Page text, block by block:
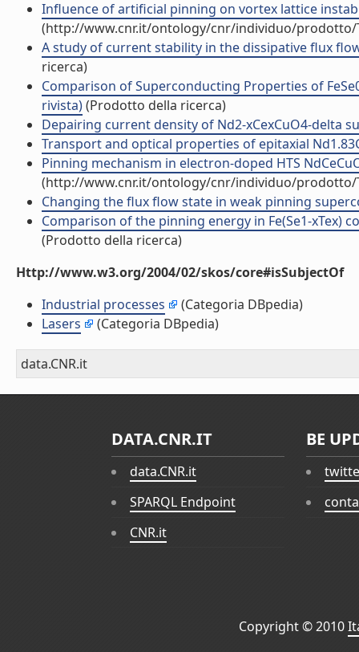
Influence of artificial pinning on vortex lattice
(http://www.cnr.it/ontology/cnr/individuo/prodotto/
A study of current stability in the dissipative flux
ricerca)
Comparison of Superconducting Properties of
rivista)(Prodotto della ricerca)
Depairing current density of Nd2-xCexCuO4-delta
Transport and optical properties of epitaxial
Pinning mechanism in electron-doped HTS
(http://www.cnr.it/ontology/cnr/individuo/prodotto/
Changing the flux flow state in weak pinning
Comparison of the pinning energy in Fe(Se1-xTex)
(Prodotto della ricerca)
Http://www.w3.org/2004/02/skos/core#isSubjectOf
Industrial processes
(Categoria DBpedia)
Lasers
(Categoria DBpedia)
data.CNR.it
DATA.CNR.IT
data.CNR.it
SPARQL Endpoint
CNR.it
BE
Copyright © 2010